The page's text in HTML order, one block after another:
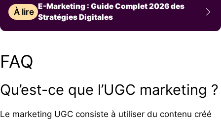
À lire
E-Marketing : Guide Complet 2026 des
Stratégies Digitales
FAQ
Qu’est-ce que l’UGC marketing ?
Le marketing UGC consiste à utiliser du contenu créé